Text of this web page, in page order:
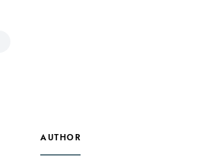
AUTHOR